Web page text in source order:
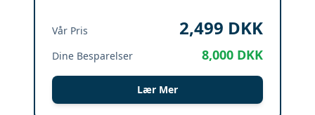
Vår Pris 2,499 DKK
Dine Besparelser 8,000 DKK
Lær Mer